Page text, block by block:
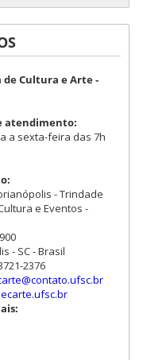
de Cultura e Arte -
atendimento:
a sexta-feira das 7h
- Trindade
e Eventos -
- SC - Brasil
2376